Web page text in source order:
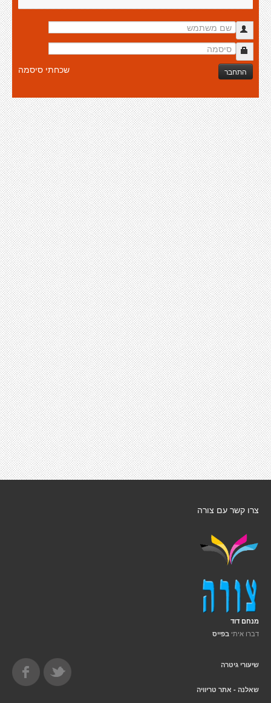
התחבר שכחתי סיסמה
צרו קשר עם צורה
מנחם דוד
דברו איתי בפייס
שיעורי גיטרה
שאלנה - אתר טריוויה